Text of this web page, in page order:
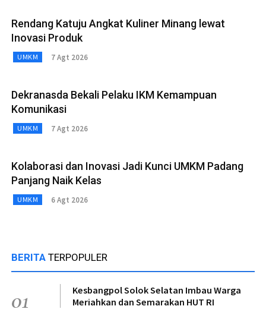
Rendang Katuju Angkat Kuliner Minang lewat
Inovasi Produk
UMKM 7 Agt 2026
Dekranasda Bekali Pelaku IKM Kemampuan
Komunikasi
UMKM 7 Agt 2026
Kolaborasi dan Inovasi Jadi Kunci UMKM Padang
Panjang Naik Kelas
UMKM 6 Agt 2026
BERITA TERPOPULER
01
Kesbangpol Solok Selatan Imbau Warga
Meriahkan dan Semarakan HUT RI